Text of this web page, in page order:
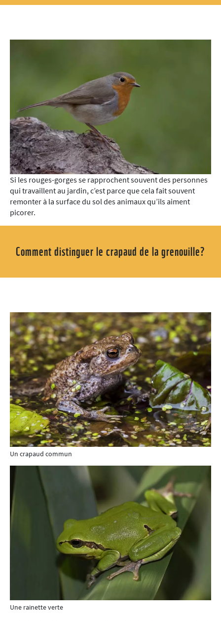
Si les rouges-gorges se rapprochent souvent des personnes
qui travaillent au jardin, c’est parce que cela fait souvent
remonter à la surface du sol des animaux qu’ils aiment
picorer.
Comment distinguer le crapaud de la grenouille?
Un crapaud commun
Une rainette verte